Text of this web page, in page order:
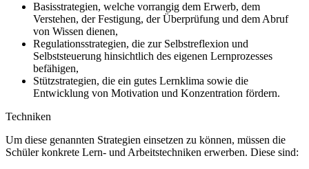
Basisstrategien, welche vorrangig dem Erwerb, dem
Verstehen, der Festigung, der Überprüfung und dem Abruf
von Wissen dienen,
Regulationsstrategien, die zur Selbstreflexion und
Selbststeuerung hinsichtlich des eigenen Lernprozesses
befähigen,
Stützstrategien, die ein gutes Lernklima sowie die
Entwicklung von Motivation und Konzentration fördern.
Techniken
Um diese genannten Strategien einsetzen zu können, müssen die
Schüler konkrete Lern- und Arbeitstechniken erwerben. Diese sind: